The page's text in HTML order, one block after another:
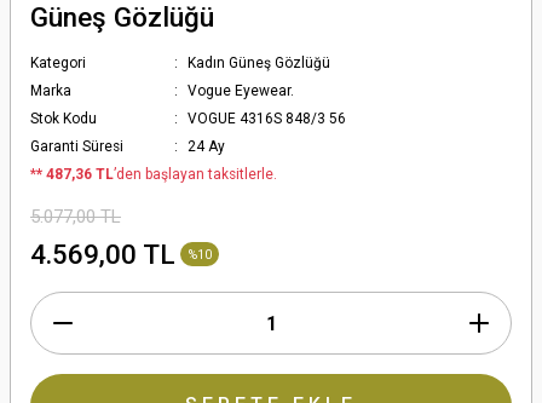
Güneş Gözlüğü
Kategori
Kadın Güneş Gözlüğü
Marka
Vogue Eyewear.
Stok Kodu
VOGUE 4316S 848/3 56
Garanti Süresi
24 Ay
** 487,36 TL’den başlayan taksitlerle.
5.077,00 TL
4.569,00 TL %10